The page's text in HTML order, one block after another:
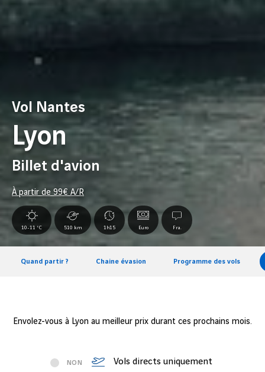
Vol Nantes
Lyon
Billet d'avion
À partir de 99€ A/R
10-11 °C 510 km 1h15 Euro Fra.
Quand partir ? Chaine évasion Programme des vols
Envolez-vous à Lyon au meilleur prix durant ces prochains mois.
NON Vols directs uniquement